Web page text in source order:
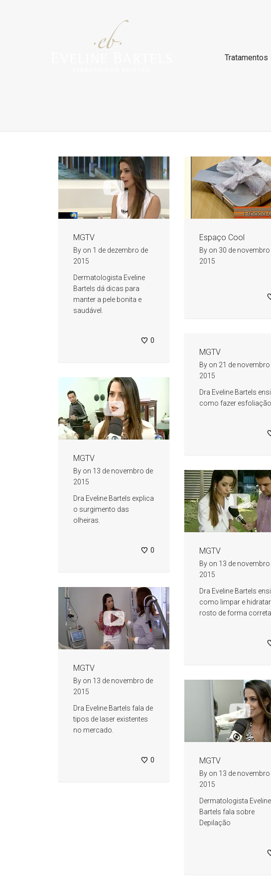
Tratamentos
MGTV
By on 1 de dezembro de
2015
Dermatologista Eveline
Bartels dá dicas para
manter a pele bonita e
saudável.
0
Espaço Cool
By on 30 de novembro
2015
MGTV
By on 21 de novembro
2015
Dra Eveline Bartels
como fazer esfoliação.
MGTV
By on 13 de novembro de
2015
Dra Eveline Bartels explica
o surgimento das
olheiras.
0 MGTV
By on 13 de novembro
2015
Dra Eveline Bartels
como limpar e
rosto de forma correta.
MGTV
By on 13 de novembro de
2015
Dra Eveline Bartels fala de
tipos de laser existentes
no mercado.
0 MGTV
By on 13 de novembro
2015
Dermatologista Eveline
Bartels fala sobre
Depilação